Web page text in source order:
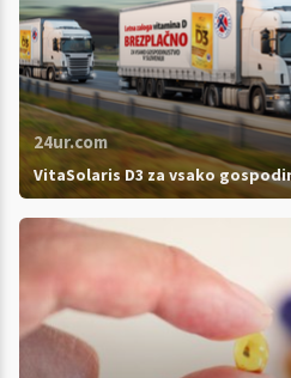
24ur.com
VitaSolaris D3 za vsako